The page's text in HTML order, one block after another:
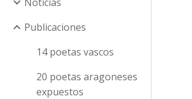
Publicaciones
14 poetas vascos
20 poetas aragoneses
expuestos